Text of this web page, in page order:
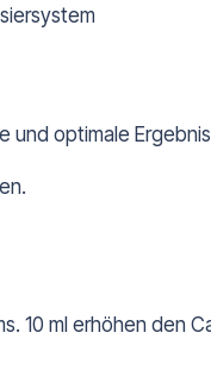
und optimale
10 ml erhöhen den